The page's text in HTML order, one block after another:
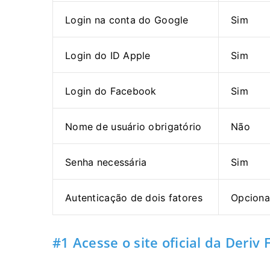
Login na conta do Google Sim
Login do ID Apple Sim
Login do Facebook Sim
Nome de usuário obrigatório Não
Senha necessária Sim
Autenticação de dois fatores
#1 Acesse o site oficial da Deriv